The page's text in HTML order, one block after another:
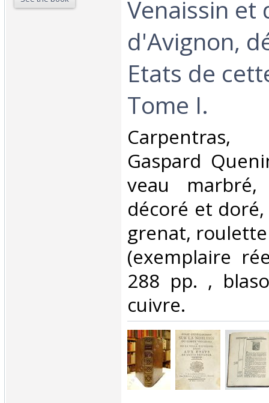
Venaissin et
d'Avignon,
Etats de
Tome I.‎
‎Carpentras,
Gaspard
veau
décoré et
grenat,
(exemplaire
288 pp. ,
cuivre.‎